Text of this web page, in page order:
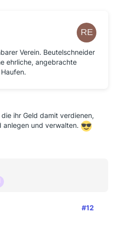
Verein. Beutelschneider
ehrliche, angebrachte
ihr Geld damit verdienen,
anlegen und verwalten.
#12